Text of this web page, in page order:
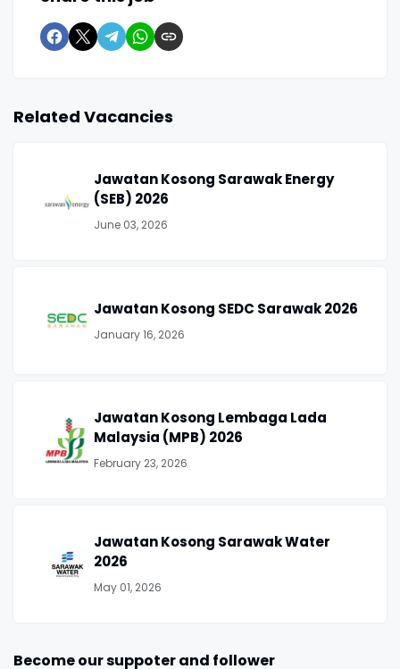
Related Vacancies
Jawatan Kosong Sarawak Energy
(SEB) 2026
June 03, 2026
Jawatan Kosong SEDC Sarawak 2026
January 16, 2026
Jawatan Kosong Lembaga Lada
Malaysia (MPB) 2026
February 23, 2026
Jawatan Kosong Sarawak Water
2026
May 01, 2026
Become our suppoter and follower